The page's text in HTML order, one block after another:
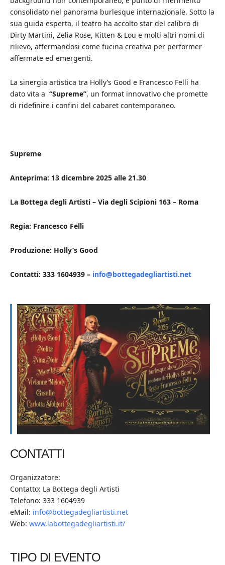
consolidato nel panorama burlesque internazionale. Sotto la
sua guida esperta, il teatro ha accolto star del calibro di
Dirty Martini, Zelia Rose, Kitten & Lou e molti altri nomi di
rilievo, affermandosi come fucina creativa per performer
affermate ed emergenti.
La sinergia artistica tra Holly’s Good e Francesco Felli ha
dato vita a “Supreme”, un format innovativo che promette
di ridefinire i confini del cabaret contemporaneo.
Supreme
Anteprima: 13 dicembre 2025 alle 21.30
La Bottega degli Artisti – Via degli Scipioni 163 – Roma
Regia: Francesco Felli
Produzione: Holly’s Good
Contatti: 333 1604939 – info@bottegadegliartisti.net
CONTATTI
Organizzatore:
Contatto: La Bottega degli Artisti
Telefono: 333 1604939
eMail: info@bottegadegliartisti.net
Web: www.labottegadegliartisti.it/
TIPO DI EVENTO